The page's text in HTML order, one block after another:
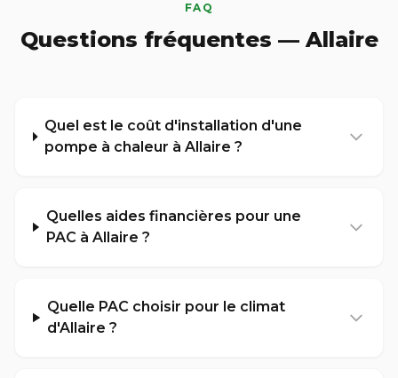
FAQ
Questions fréquentes — Allaire
Quel est le coût d'installation d'une
pompe à chaleur à Allaire ?
Quelles aides financières pour une
PAC à Allaire ?
Quelle PAC choisir pour le climat
d'Allaire ?